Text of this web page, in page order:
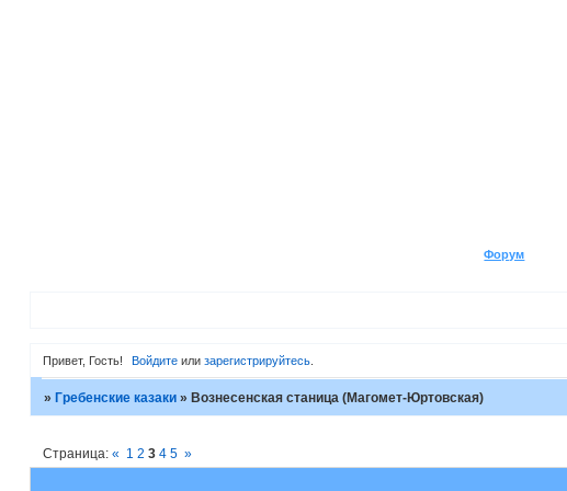
Форум
Привет, Гость! Войдите илизарегистрируйтесь
» Гребенские казаки » Вознесенская станица (Магомет-Юртовская)
Страница: « 1 2 3 4 5 »